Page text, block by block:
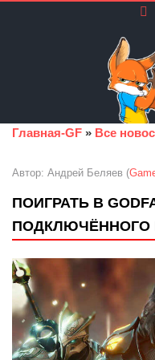
Главная-GF » Все
Автор: Андрей Беляев (
ПОИГРАТЬ В
ПОДКЛЮЧЁННОГО